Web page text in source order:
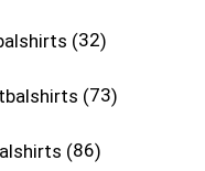
32
73
86